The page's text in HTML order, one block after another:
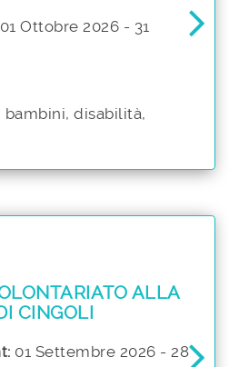
01 Ottobre 2026 - 31
disabilità,
ALLA
CINGOLI
01 Settembre 2026 - 28